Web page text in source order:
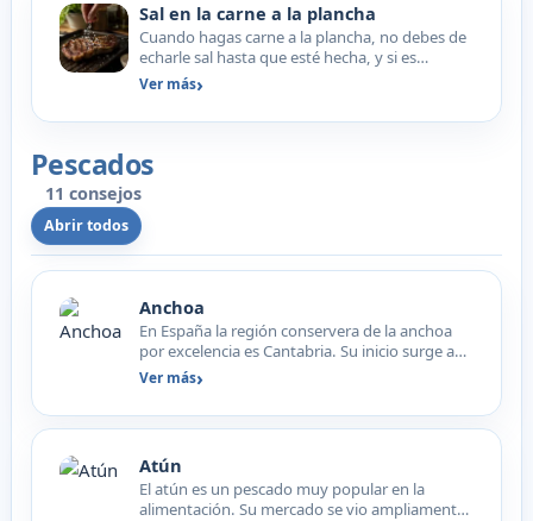
Sal en la carne a la plancha
Cuando hagas carne a la plancha, no debes de
echarle sal hasta que esté hecha, y si es
Maldon queda mucho…
Ver más
Pescados
11 consejos
Abrir todos
Anchoa
En España la región conservera de la anchoa
por excelencia es Cantabria. Su inicio surge a
finales del si…
Ver más
Atún
El atún es un pescado muy popular en la
alimentación. Su mercado se vio ampliamente